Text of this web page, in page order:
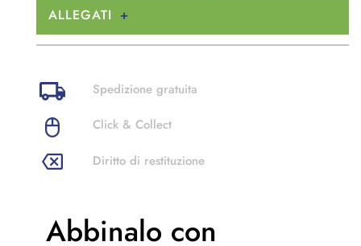
ALLEGATI
Spedizione gratuita
Click & Collect
Diritto di restituzione
Abbinalo con